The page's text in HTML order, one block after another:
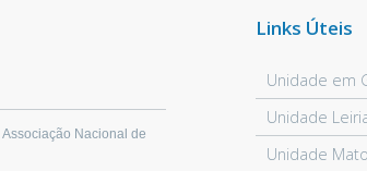
Nacional de
Links Úteis
Unidade em
Unidade
Unidade